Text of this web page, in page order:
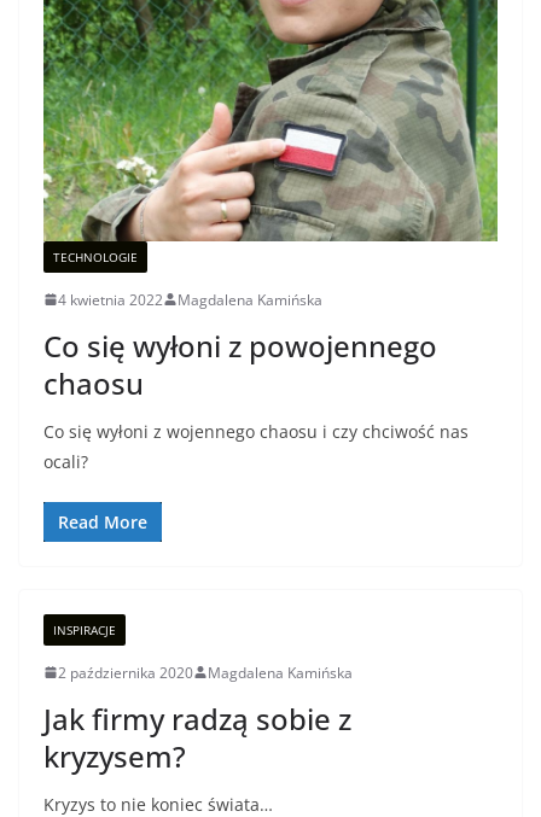
TECHNOLOGIE
4 kwietnia 2022 Magdalena Kamińska
Co się wyłoni z powojennego
chaosu
Co się wyłoni z wojennego chaosu i czy chciwość nas
ocali?
Read More
INSPIRACJE
2 października 2020 Magdalena Kamińska
Jak firmy radzą sobie z
kryzysem?
Kryzys to nie koniec świata…